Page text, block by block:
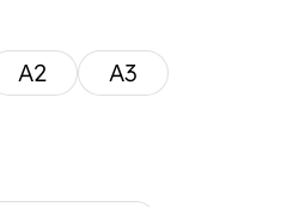
A2
A3